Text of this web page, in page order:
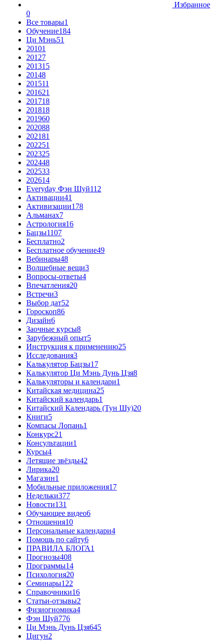
Избранное
0
Все товары1
Обучение184
Ци Мэнь51
20101
20127
201315
20148
201511
201621
201718
201818
201960
202088
202181
202251
202325
202448
202533
202614
Everyday Фэн Шуй112
Активации41
Активизации178
Альманах7
Астрология16
Бацзы1107
Бесплатно2
Бесплатное обучение49
Вебинары48
Волшебные вещи3
Вопросы-ответы4
Впечатления20
Встречи3
Выбор дат52
Гороскоп86
Дизайн6
Заочные курсы8
Зарубежный опыт5
Инструкция к применению25
Исследования3
Калькулятор Бацзы17
Калькулятор Ци Мэнь Дунь Цзя8
Калькуляторы и календари1
Китайская медицина25
Китайский календарь1
Китайский Календарь (Тун Шу)20
Книги5
Компасы Лопань1
Конкурс21
Консультации1
Курсы4
Летящие звёзды42
Лирика20
Магазин1
Мобильные приложения17
Недельки377
Новости131
Обучающее видео6
Отношения10
Персональные календари4
Помощь по сайту6
ПРАВИЛА БЛОГА1
Прогнозы408
Программы14
Психология20
Семинары122
Справочники16
Статьи-отзывы2
Физиогномика4
Фэн Шуй776
Ци Мэнь Дунь Цзя645
Цигун2